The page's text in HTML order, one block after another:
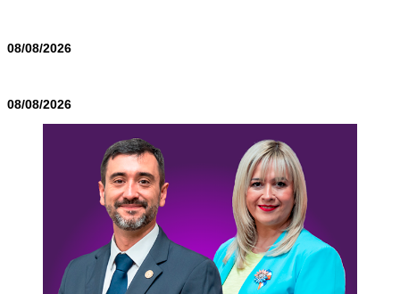
08/08/2026
08/08/2026